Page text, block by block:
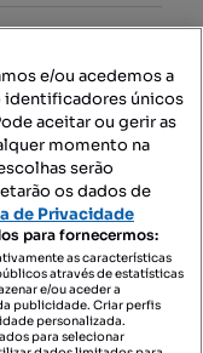
e/ou acedemos a
únicos
aceitar ou gerir as
momento na
serão
os dados de
de Privacidade
para fornecermos:
as características
através de estatísticas
e/ou aceder a
publicidade. Criar perfis
personalizada.
para selecionar